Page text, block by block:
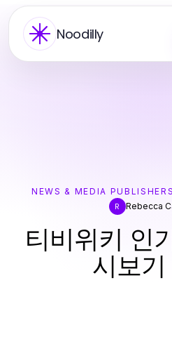
Noodilly
NEWS & MEDIA PUBLISHERS
R
Rebecca
티비위키 인
시보기